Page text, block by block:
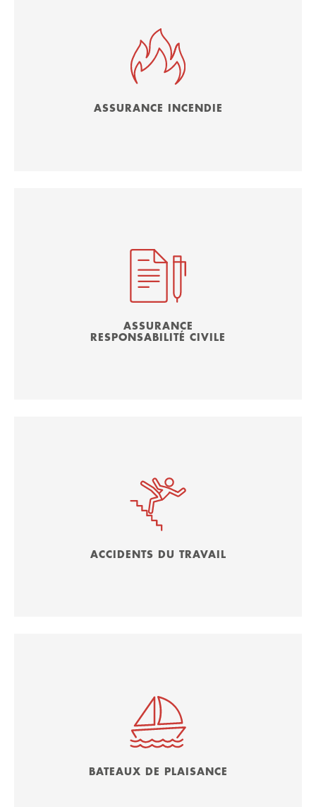
ASSURANCE INCENDIE
ASSURANCE
RESPONSABILITÉ CIVILE
ACCIDENTS DU TRAVAIL
BATEAUX DE PLAISANCE